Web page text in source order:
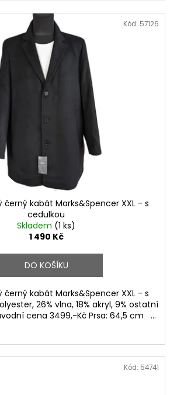
černý kabát Marks&Spencer XXL - s
cedulkou
Skladem (1 ks)
1 490 Kč
DO KOŠÍKU
černý kabát Marks&Spencer XXL - s
26% vlna, 18% akryl, 9% ostatní
cena 3499,-Kč Prsa: 64,5 cm ...
Kód: 57126
Kód: 54741